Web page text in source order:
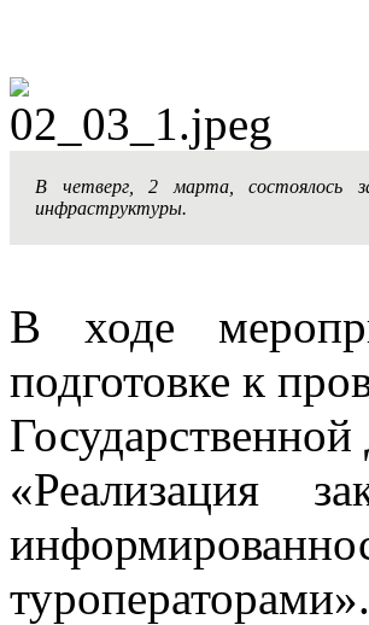
В четверг, 2 марта, состоялось
инфраструктуры.
В ходе
подготовке к
«Реализация
туроператорами».